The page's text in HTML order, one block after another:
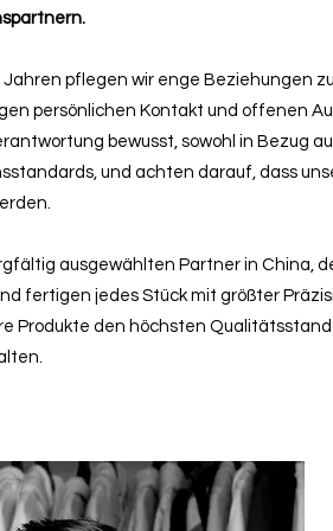
Jahren pflegen wir enge Beziehungen
persönlichen Kontakt und offenen
bewusst, sowohl in Bezug
und achten darauf, dass
ausgewählten Partner in China,
fertigen jedes Stück mit größter
Produkte den höchsten